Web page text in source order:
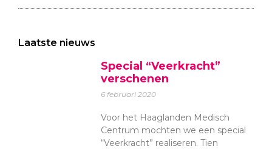
Laatste nieuws
Special “Veerkracht”
verschenen
6 februari 2020
Voor het Haaglanden Medisch
Centrum mochten we een special
“Veerkracht” realiseren. Tien